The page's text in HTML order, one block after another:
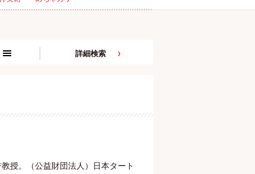
詳細検索
授。（公益財団法人）日本タート